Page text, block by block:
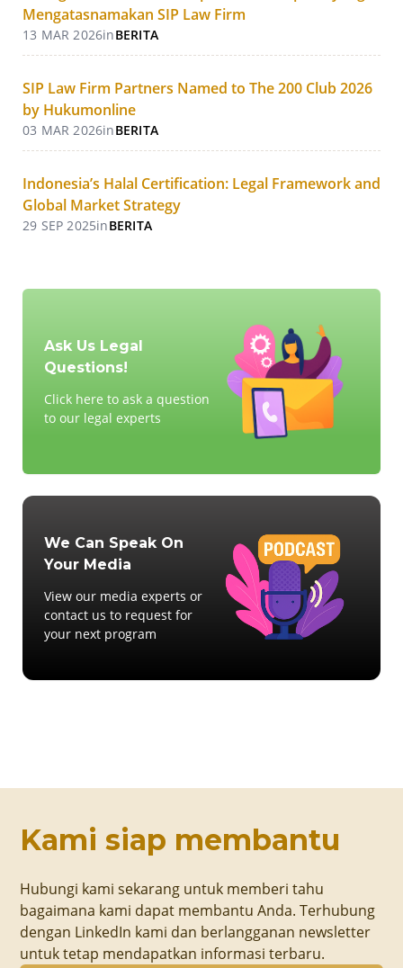
Mengatasnamakan SIP Law Firm
13 MAR 2026inBERITA
SIP Law Firm Partners Named to The 200 Club 2026
by Hukumonline
03 MAR 2026inBERITA
Indonesia’s Halal Certification: Legal Framework and
Global Market Strategy
29 SEP 2025inBERITA
Ask Us Legal
Questions!
Click here to ask a question
to our legal experts
We Can Speak On
Your Media
View our media experts or
contact us to request for
your next program
Kami siap membantu
Hubungi kami sekarang untuk memberi tahu
bagaimana kami dapat membantu Anda. Terhubung
dengan LinkedIn kami dan berlangganan newsletter
untuk tetap mendapatkan informasi terbaru.